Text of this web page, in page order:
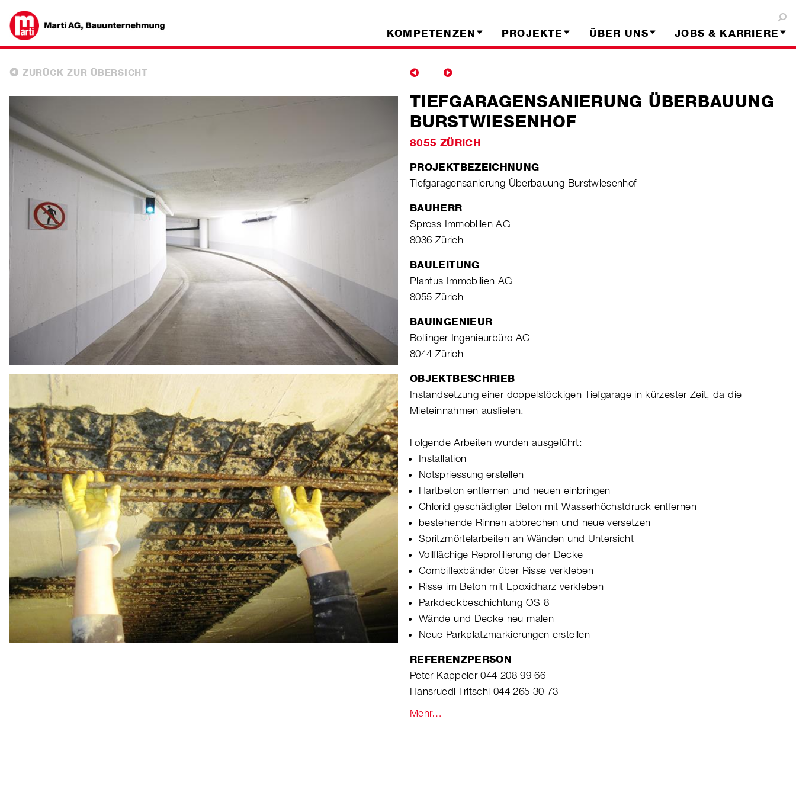
KOMPETENZEN PROJEKTE ÜBER UNS JOBS & KARRIERE
ZURÜCK ZUR ÜBERSICHT
TIEFGARAGENSANIERUNG ÜBERBAUUNG
BURSTWIESENHOF
8055 ZÜRICH
PROJEKTBEZEICHNUNG
Tiefgaragensanierung Überbauung Burstwiesenhof
BAUHERR
Spross Immobilien AG
8036 Zürich
BAULEITUNG
Plantus Immobilien AG
8055 Zürich
BAUINGENIEUR
Bollinger Ingenieurbüro AG
8044 Zürich
OBJEKTBESCHRIEB
Instandsetzung einer doppelstöckigen Tiefgarage in kürzester Zeit, da die
Mieteinnahmen ausfielen.
Folgende Arbeiten wurden ausgeführt:
Installation
Notspriessung erstellen
Hartbeton entfernen und neuen einbringen
Chlorid geschädigter Beton mit Wasserhöchstdruck entfernen
bestehende Rinnen abbrechen und neue versetzen
Spritzmörtelarbeiten an Wänden und Untersicht
Vollflächige Reprofilierung der Decke
Combiflexbänder über Risse verkleben
Risse im Beton mit Epoxidharz verkleben
Parkdeckbeschichtung OS 8
Wände und Decke neu malen
Neue Parkplatzmarkierungen erstellen
REFERENZPERSON
Peter Kappeler 044 208 99 66
Hansruedi Fritschi 044 265 30 73
Mehr…